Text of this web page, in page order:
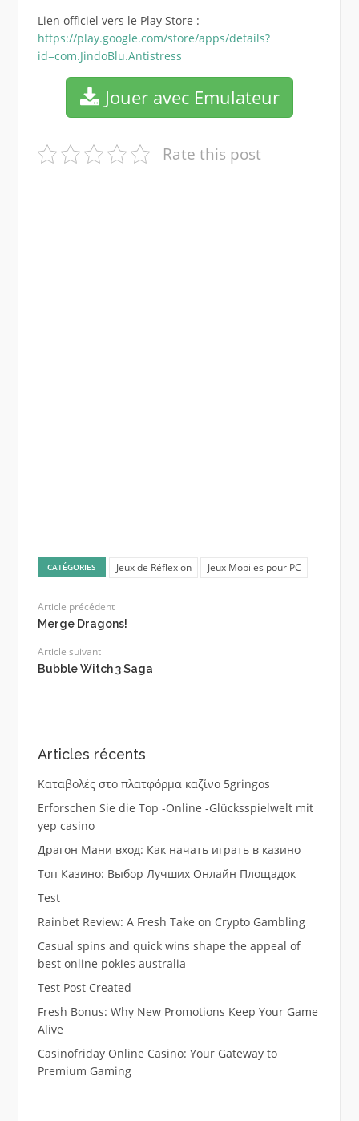
Lien officiel vers le Play Store :
https://play.google.com/store/apps/details?
id=com.JindoBlu.Antistress
Jouer avec Emulateur
Rate this post
CATÉGORIES Jeux de Réflexion Jeux Mobiles pour PC
Article précédent
Merge Dragons!
Article suivant
Bubble Witch 3 Saga
Articles récents
Καταβολές στο πλατφόρμα καζίνο 5gringos
Erforschen Sie die Top -Online -Glücksspielwelt mit
yep casino
Драгон Мани вход: Как начать играть в казино
Топ Казино: Выбор Лучших Онлайн Площадок
Test
Rainbet Review: A Fresh Take on Crypto Gambling
Casual spins and quick wins shape the appeal of
best online pokies australia
Test Post Created
Fresh Bonus: Why New Promotions Keep Your Game
Alive
Casinofriday Online Casino: Your Gateway to
Premium Gaming